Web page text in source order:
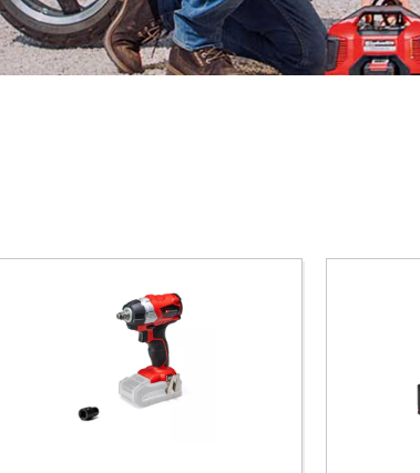
Power X-Change
X-Change
Sierras de mesa
Compresores
Partidores devehiculos
Máquinas pulidoras